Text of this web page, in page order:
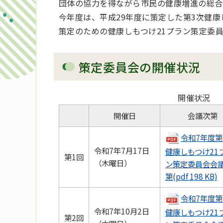
団体の協力を得ながら市民の健康増進の総
今年度は、平成29年度に策定した第3次健
策定のための健康しもつけ21プラン策定委
策定委員会の開催状況
開催状況
開催日 会議次第
第1回
令和7年7月17日
（木曜日）
令和7年度
健康しもつけ21
ン策定委員会会
第(pdf 198 KB)
第2回
令和7年10月2日
令和7年度
健康しもつけ21